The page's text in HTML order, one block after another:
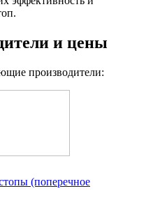
и цены
производители:
(поперечное